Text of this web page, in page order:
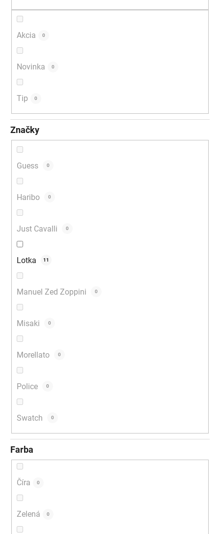
Akcia 0
Novinka 0
Tip 0
Značky
Guess 0
Haribo 0
Just Cavalli 0
Lotka 11
Manuel Zed Zoppini 0
Misaki 0
Morellato 0
Police 0
Swatch 0
Farba
Číra 0
Zelená 0